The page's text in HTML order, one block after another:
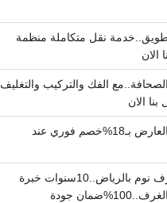
نقل متكاملة منظمة
الفك والتركيب والتغليف
دينا نقل عفش حي العارض بـ18%خصم فوري عند
نجار فك وتركيب غرف نوم بالرياض..10سنوات خبرة
جودة